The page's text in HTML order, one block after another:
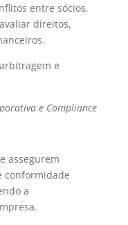
entre sócios,
direitos,
e
e Compliance
assegurem
conformidade
a